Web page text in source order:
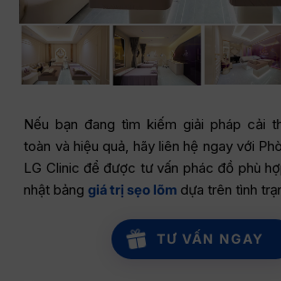
Nếu bạn đang tìm kiếm giải pháp cải
toàn và hiệu quả, hãy liên hệ ngay với
LG Clinic để được tư vấn phác đồ phù
nhật bảnggiá trị sẹo lõm dựa trên tình
TƯ VẤN NGAY